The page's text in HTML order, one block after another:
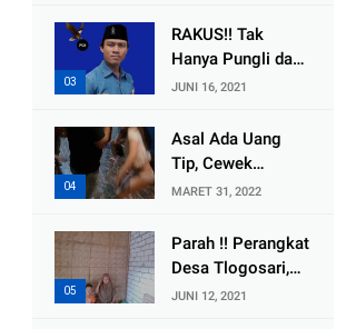
Mengalami
Kecelakaan
RAKUS!! Tak
Hanya Pungli dan
Dana Bedah
Diembat, ,
Perangkat Desa
Selewengkan
Bantuan Mushola
JUNI 16, 2021
Asal Ada Uang
Tip, Cewek
Pemandu Karaoke
Bersedia Bugil
MARET 31, 2022
Parah !! Perangkat
Desa Tlogosari,
Kecamatan
JUNI 12, 2021